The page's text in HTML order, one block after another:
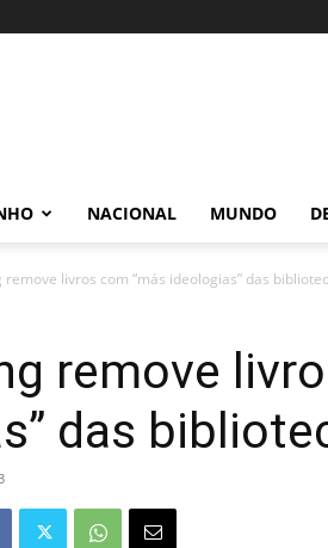
NACIONAL MUNDO
remove livros com “más ideologias” das
remove
das